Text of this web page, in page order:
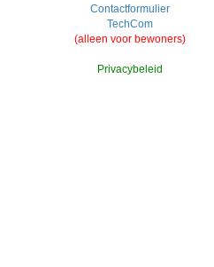
Contactformulier
TechCom
(alleen voor bewoners)
Privacybeleid